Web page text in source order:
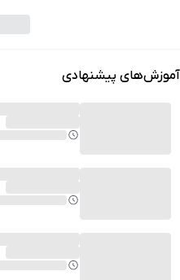
آموزش‌های پیشنهادی